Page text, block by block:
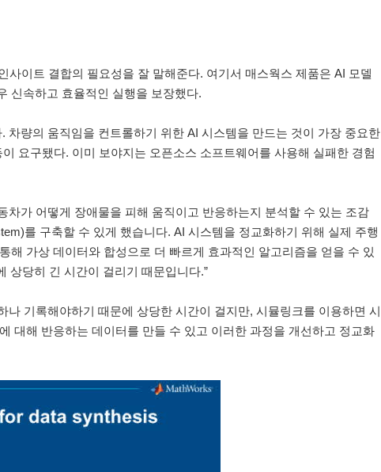
이트 결합의 필요성을 잘 말해준다. 여기서 매스웍스 제품은 AI 모델
신속하고 효율적인 실행을 보장했다.
량의 움직임을 컨트롤하기 위한 AI 시스템을 만드는 것이 가장 중요한
요구됐다. 이미 보야지는 오픈소스 소프트웨어를 사용해 실패한 경험
가 어떻게 장애물을 피해 움직이고 반응하는지 분석할 수 있는 조감
를 구축할 수 있게 했습니다. AI 시스템을 정교화하기 위해 실제 주행
가상 데이터와 합성으로 더 빠르게 효과적인 알고리즘을 얻을 수 있
상당히 긴 시간이 걸리기 때문입니다.”
기록해야하기 때문에 상당한 시간이 걸지만, 시뮬링크를 이용하면 시
대해 반응하는 데이터를 만들 수 있고 이러한 과정을 개선하고 정교화